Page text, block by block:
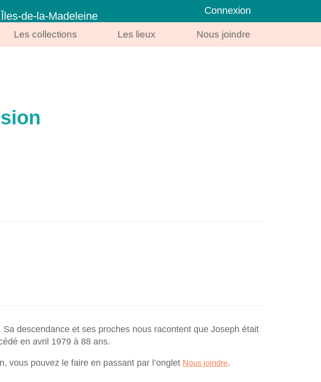
de-la-Madeleine Connexion
Les collections Les lieux Nous joindre
descendance et ses proches nous racontent que Joseph était
en avril 1979 à 88 ans.
vous pouvez le faire en passant par l’onglet Nous joindre.